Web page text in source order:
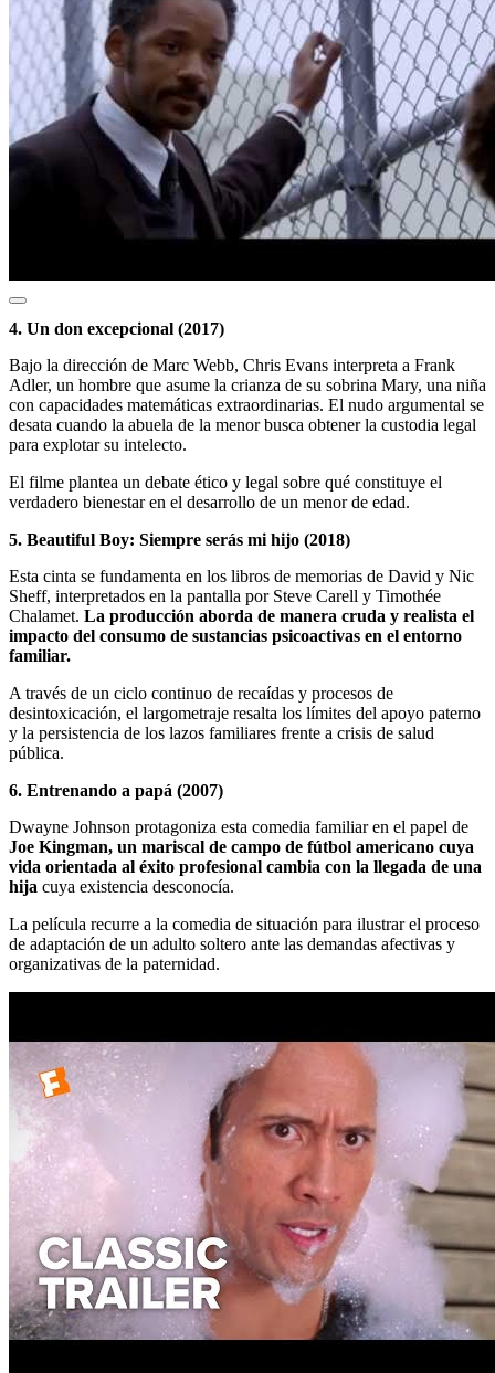
4. Un don excepcional (2017)
Bajo la dirección de Marc Webb, Chris Evans interpreta a Frank
Adler, un hombre que asume la crianza de su sobrina Mary, una niña
con capacidades matemáticas extraordinarias. El nudo argumental se
desata cuando la abuela de la menor busca obtener la custodia legal
para explotar su intelecto.
El filme plantea un debate ético y legal sobre qué constituye el
verdadero bienestar en el desarrollo de un menor de edad.
5. Beautiful Boy: Siempre serás mi hijo (2018)
Esta cinta se fundamenta en los libros de memorias de David y Nic
Sheff, interpretados en la pantalla por Steve Carell y Timothée
Chalamet. La producción aborda de manera cruda y realista el
impacto del consumo de sustancias psicoactivas en el entorno
familiar.
A través de un ciclo continuo de recaídas y procesos de
desintoxicación, el largometraje resalta los límites del apoyo paterno
y la persistencia de los lazos familiares frente a crisis de salud
pública.
6. Entrenando a papá (2007)
Dwayne Johnson protagoniza esta comedia familiar en el papel de
Joe Kingman, un mariscal de campo de fútbol americano cuya
vida orientada al éxito profesional cambia con la llegada de una
hija cuya existencia desconocía.
La película recurre a la comedia de situación para ilustrar el proceso
de adaptación de un adulto soltero ante las demandas afectivas y
organizativas de la paternidad.